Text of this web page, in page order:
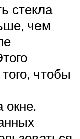
стекла
чем
чтобы
окне.